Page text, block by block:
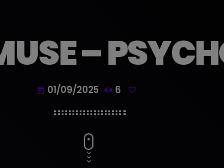
–
today 01/09/2025 6